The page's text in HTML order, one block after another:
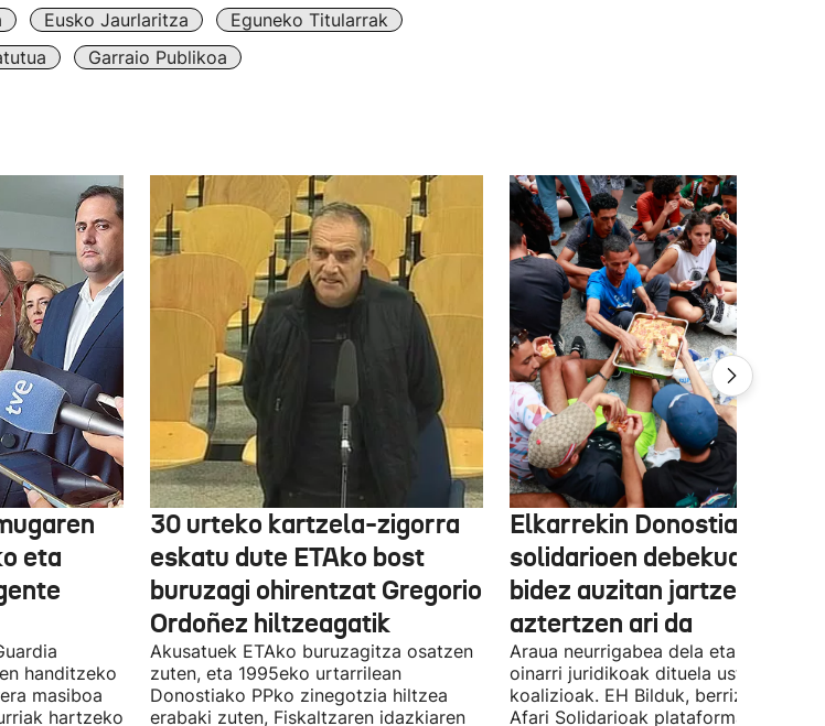
Eusko Jaurlaritza
Eguneko Titularrak
Garraio Publikoa
eta
handitzeko
masiboa
hartzeko
30 urteko kartzela-zigorra
eskatu dute ETAko bost
buruzagi ohirentzat Gregorio
Ordoñez hiltzeagatik
Akusatuek ETAko buruzagitza osatzen
zuten, eta 1995eko urtarrilean
Donostiako PPko zinegotzia hiltzea
erabaki zuten, Fiskaltzaren idazkiaren
Elkarrekin Donostia afari
solidarioen debekua
bidez auzitan jartzea
aztertzen ari da
Araua neurrigabea dela eta
oinarri juridikoak dituela uste du
koalizioak. EH Bilduk, berriz, Kaleko
Afari Solidarioak plataformako